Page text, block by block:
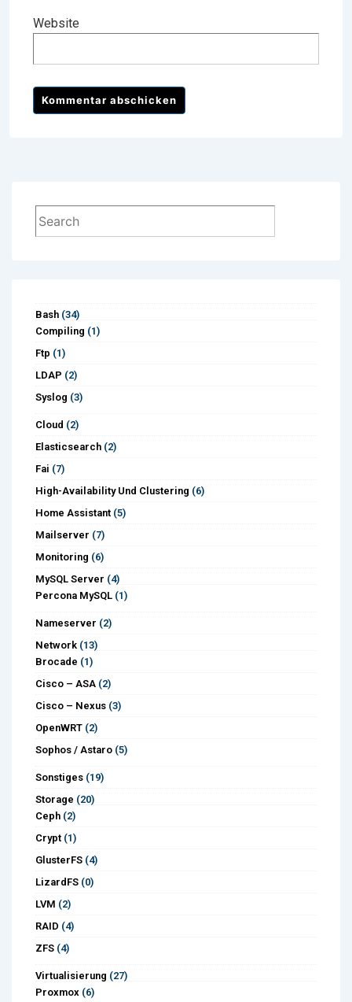
Website
Suchen
Bash (34)
Compiling (1)
Ftp (1)
LDAP (2)
Syslog (3)
Cloud (2)
Elasticsearch (2)
Fai (7)
High-Availability Und Clustering (6)
Home Assistant (5)
Mailserver (7)
Monitoring (6)
MySQL Server (4)
Percona MySQL (1)
Nameserver (2)
Network (13)
Brocade (1)
Cisco – ASA (2)
Cisco – Nexus (3)
OpenWRT (2)
Sophos / Astaro (5)
Sonstiges (19)
Storage (20)
Ceph (2)
Crypt (1)
GlusterFS (4)
LizardFS (0)
LVM (2)
RAID (4)
ZFS (4)
Virtualisierung (27)
Proxmox (6)